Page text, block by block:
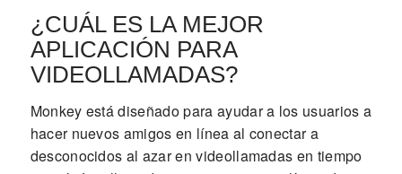
¿CUÁL ES LA MEJOR
APLICACIÓN PARA
VIDEOLLAMADAS?
Monkey está diseñado para ayudar a los usuarios a
hacer nuevos amigos en línea al conectar a
desconocidos al azar en videollamadas en tiempo